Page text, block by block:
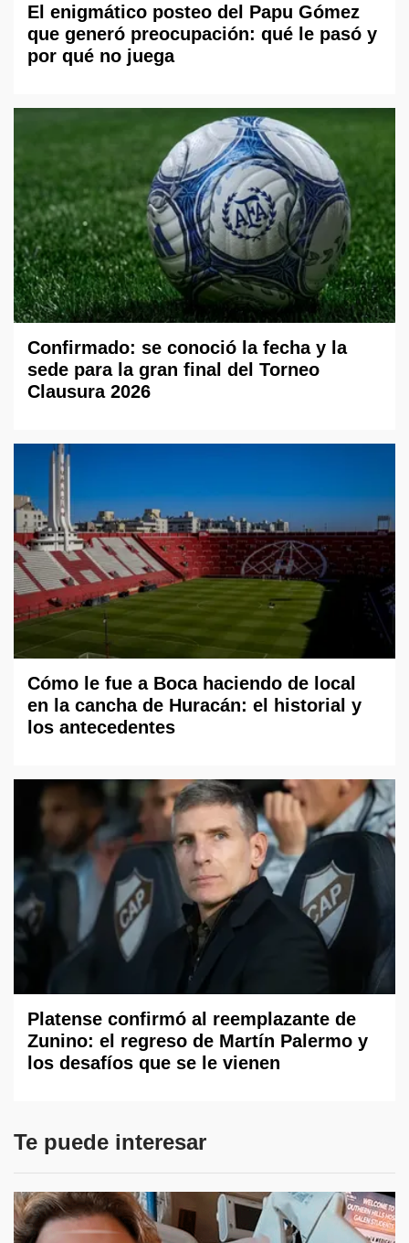
El enigmático posteo del Papu Gómez
que generó preocupación: qué le pasó y
por qué no juega
Confirmado: se conoció la fecha y la
sede para la gran final del Torneo
Clausura 2026
Cómo le fue a Boca haciendo de local
en la cancha de Huracán: el historial y
los antecedentes
Platense confirmó al reemplazante de
Zunino: el regreso de Martín Palermo y
los desafíos que se le vienen
Te puede interesar